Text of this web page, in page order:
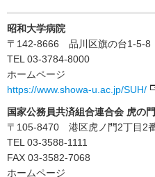
昭和大学病院
〒142-8666 品川区旗の台1-5-8
TEL 03-3784-8000
ホームページ
https://www.showa-u.ac.jp/SUH/
国家公務員共済組合連合会 虎の
〒105-8470 港区虎ノ門2丁目2
TEL 03-3588-1111
FAX 03-3582-7068
ホームページ